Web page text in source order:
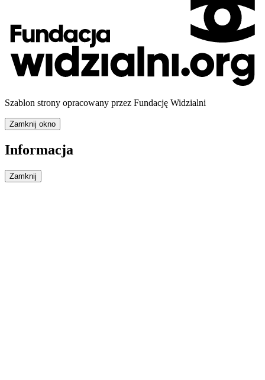
Szablon strony opracowany przez Fundację Widzialni
Zamknij okno
Informacja
Zamknij